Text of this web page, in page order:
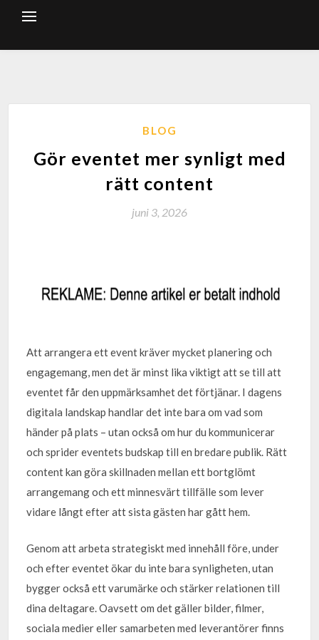
BLOG
Gör eventet mer synligt med
rätt content
juni 3, 2026
Att arrangera ett event kräver mycket planering och
engagemang, men det är minst lika viktigt att se till att
eventet får den uppmärksamhet det förtjänar. I dagens
digitala landskap handlar det inte bara om vad som
händer på plats – utan också om hur du kommunicerar
och sprider eventets budskap till en bredare publik. Rätt
content kan göra skillnaden mellan ett bortglömt
arrangemang och ett minnesvärt tillfälle som lever
vidare långt efter att sista gästen har gått hem.
Genom att arbeta strategiskt med innehåll före, under
och efter eventet ökar du inte bara synligheten, utan
bygger också ett varumärke och stärker relationen till
dina deltagare. Oavsett om det gäller bilder, filmer,
sociala medier eller samarbeten med leverantörer finns